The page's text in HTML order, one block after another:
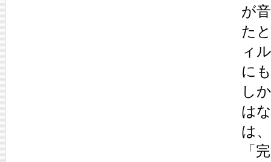
が
た
ィ
に
し
は
は
「